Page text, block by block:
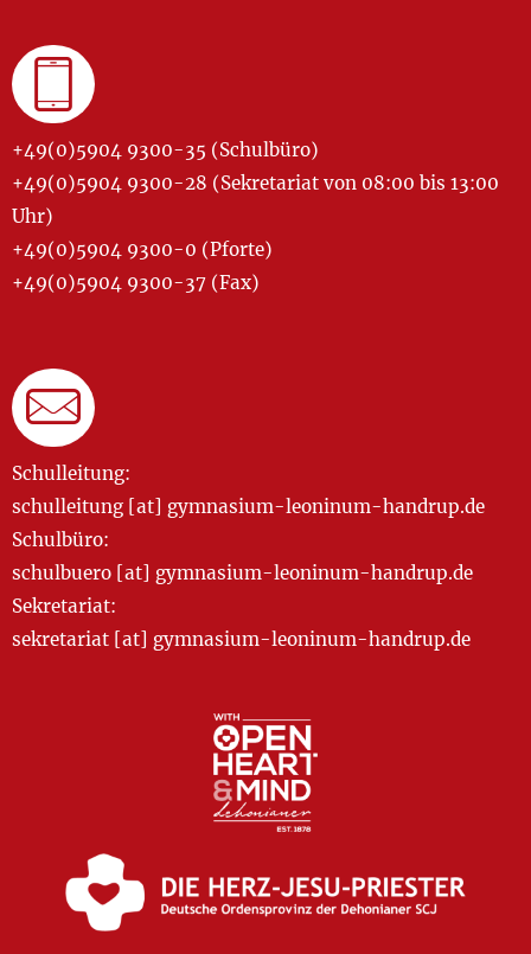
+49(0)5904 9300-35 (Schulbüro)
+49(0)5904 9300-28 (Sekretariat von 08:00 bis 13:00
Uhr)
+49(0)5904 9300-0 (Pforte)
+49(0)5904 9300-37 (Fax)
Schulleitung:
schulleitung [at] gymnasium-leoninum-handrup.de
Schulbüro:
schulbuero [at] gymnasium-leoninum-handrup.de
Sekretariat:
sekretariat [at] gymnasium-leoninum-handrup.de